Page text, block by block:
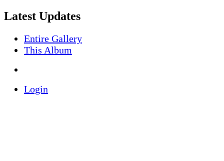
Latest Updates
Entire Gallery
This Album
Login